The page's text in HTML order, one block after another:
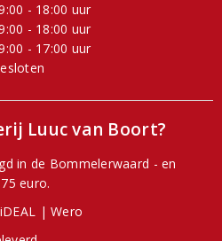
- 18:00 uur
- 18:00 uur
- 17:00 uur
Luuc van Boort?
in de Bommelerwaard - en
euro.
| Wero